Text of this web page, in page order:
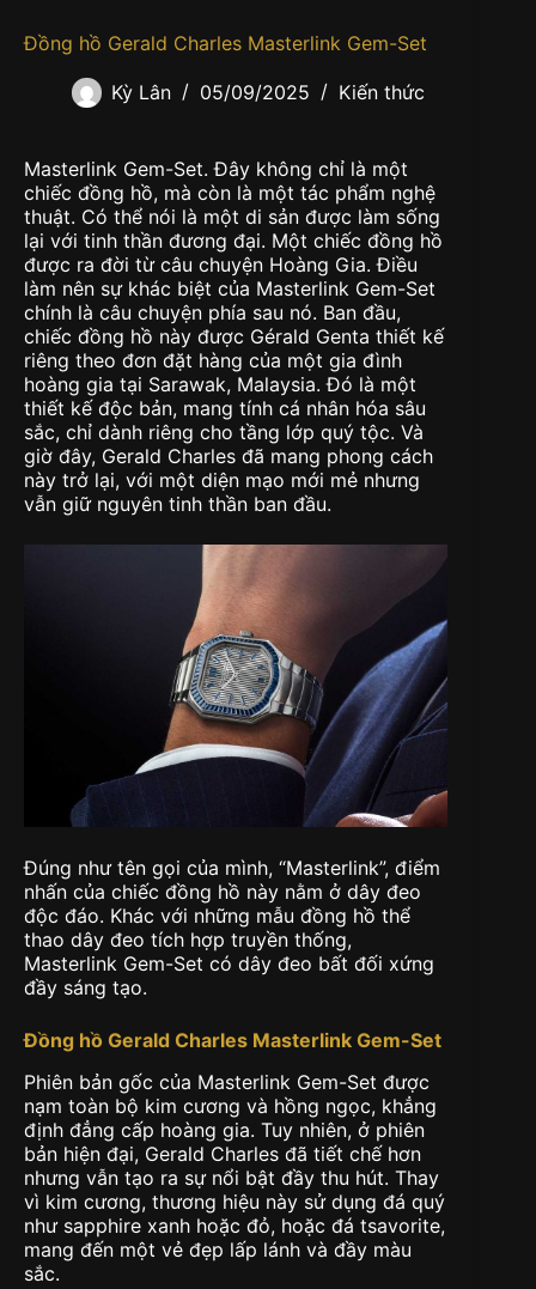
Đồng hồ Gerald Charles Masterlink Gem-Set
Kỳ Lân 05/09/2025 Kiến thức
Masterlink Gem-Set. Đây không chỉ là một
chiếc đồng hồ, mà còn là một tác phẩm nghệ
thuật. Có thể nói là một di sản được làm sống
lại với tinh thần đương đại. Một chiếc đồng hồ
được ra đời từ câu chuyện Hoàng Gia. Điều
làm nên sự khác biệt của Masterlink Gem-Set
chính là câu chuyện phía sau nó. Ban đầu,
chiếc đồng hồ này được Gérald Genta thiết kế
riêng theo đơn đặt hàng của một gia đình
hoàng gia tại Sarawak, Malaysia. Đó là một
thiết kế độc bản, mang tính cá nhân hóa sâu
sắc, chỉ dành riêng cho tầng lớp quý tộc. Và
giờ đây, Gerald Charles đã mang phong cách
này trở lại, với một diện mạo mới mẻ nhưng
vẫn giữ nguyên tinh thần ban đầu.
Đúng như tên gọi của mình, “Masterlink”, điểm
nhấn của chiếc đồng hồ này nằm ở dây đeo
độc đáo. Khác với những mẫu đồng hồ thể
thao dây đeo tích hợp truyền thống,
Masterlink Gem-Set có dây đeo bất đối xứng
đầy sáng tạo.
Đồng hồ Gerald Charles Masterlink Gem-Set
Phiên bản gốc của Masterlink Gem-Set được
nạm toàn bộ kim cương và hồng ngọc, khẳng
định đẳng cấp hoàng gia. Tuy nhiên, ở phiên
bản hiện đại, Gerald Charles đã tiết chế hơn
nhưng vẫn tạo ra sự nổi bật đầy thu hút. Thay
vì kim cương, thương hiệu này sử dụng đá quý
như sapphire xanh hoặc đỏ, hoặc đá tsavorite,
mang đến một vẻ đẹp lấp lánh và đầy màu
sắc.